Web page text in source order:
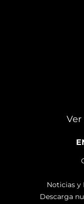
Ver
Noticias y
Descarga